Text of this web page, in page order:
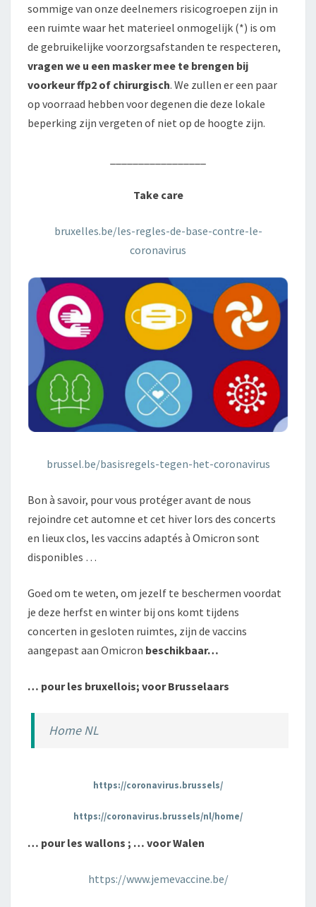
sommige van onze deelnemers risicogroepen zijn in
een ruimte waar het materieel onmogelijk (*) is om
de gebruikelijke voorzorgsafstanden te respecteren,
vragen we u een masker mee te brengen bij
voorkeur ffp2 of chirurgisch. We zullen er een paar
op voorraad hebben voor degenen die deze lokale
beperking zijn vergeten of niet op de hoogte zijn.
Take care
bruxelles.be/les-regles-de-base-contre-le-
coronavirus
brussel.be/basisregels-tegen-het-coronavirus
Bon à savoir, pour vous protéger avant de nous
rejoindre cet automne et cet hiver lors des concerts
en lieux clos, les vaccins adaptés à Omicron sont
disponibles …
Goed om te weten, om jezelf te beschermen voordat
je deze herfst en winter bij ons komt tijdens
concerten in gesloten ruimtes, zijn de vaccins
aangepast aan Omicron beschikbaar…
… pour les bruxellois; voor Brusselaars
Home NL
https://coronavirus.brussels/
https://coronavirus.brussels/nl/home/
… pour les wallons ; … voor Walen
https://www.jemevaccine.be/